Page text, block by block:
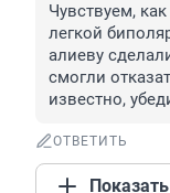
Чувствуем,
легкой
алиеву
смогли
известно,
ОТВЕТИТЬ